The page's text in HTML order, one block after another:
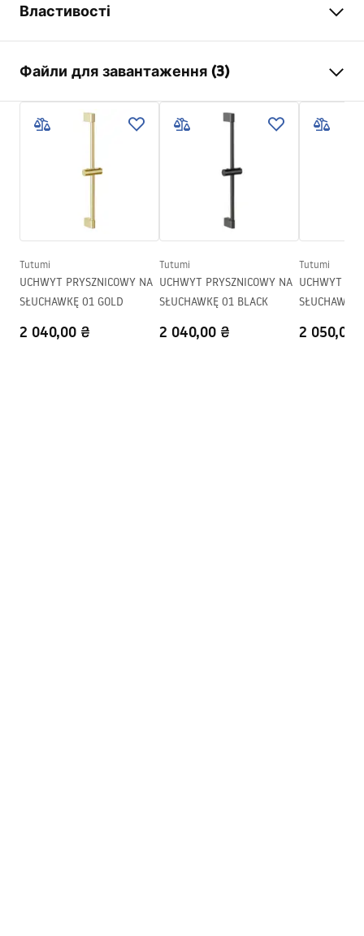
Властивості
Матеріал
Латунь , ABS
Тип змішувача
Одноважільна
Спосіб монтажу
Вбудований
Технологія нанесення
покриття
PVD
Гарантія 24 місяці
Файли для завантаження (3)
Інформація про безпеку
Warranty_Terms_and_Conditions_Faucets_-_5.pdf
Інструкція з монтажу
Tutumi
UCHWYT PRYSZNICOWY NA
SŁUCHAWKĘ 01 GOLD
2 040,00 ₴
Tutumi
UCHWYT PRYSZNICOWY NA
SŁUCHAWKĘ 01 BLACK
2 040,00 ₴
Tutumi
UCHWYT
SŁUCHAWKĘ
2 050,00